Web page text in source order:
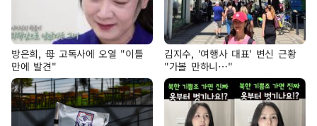
방은희, 母 고독사에 오열 "이틀
만에 발견"
김지수, '여행사 대표' 변신 근황
"가볼 만하니…"